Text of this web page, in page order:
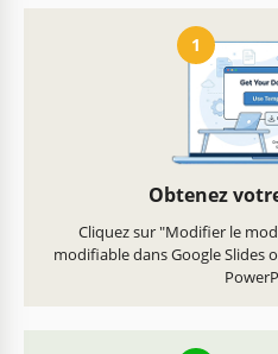
1
Obtenez
Cliquez sur "Modifier le
modifiable dans Google Slides